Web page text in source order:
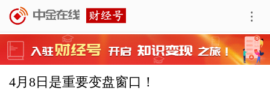
4月8日是重要变盘窗口！